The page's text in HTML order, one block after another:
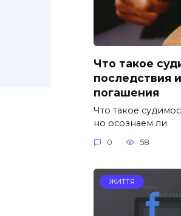
Что такое
последствия
погашения
Что такое
но осознаем ли
0 58
ЖИТТЯ